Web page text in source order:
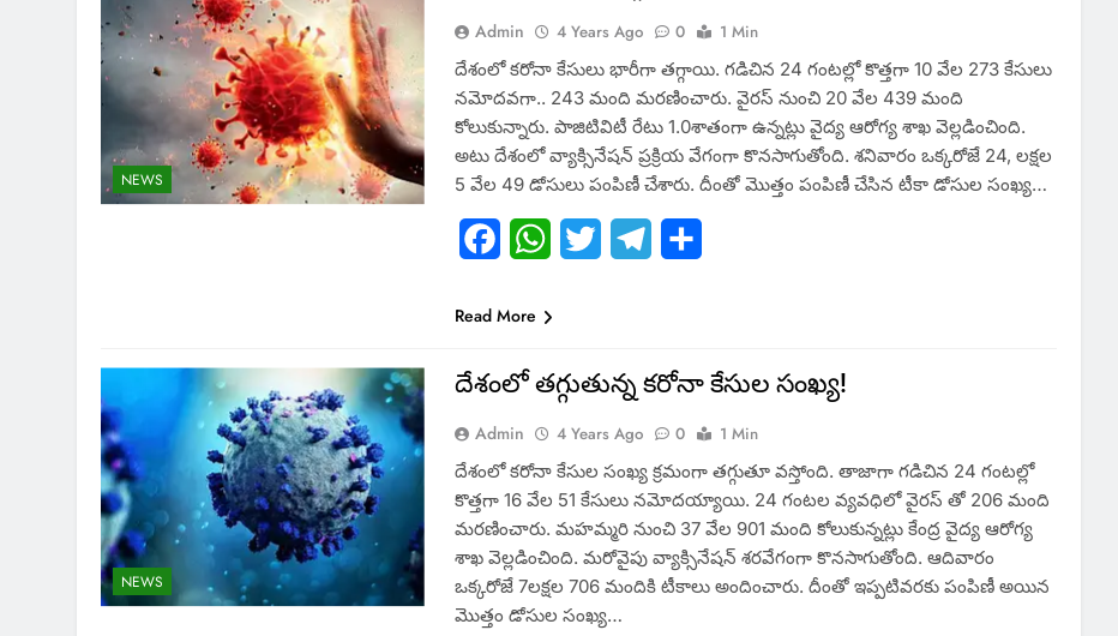
NEWS
Admin 4 Years Ago 0
1 Min
దేశంలో కరోనా కేసులు భారీగా తగ్గాయి. గడిచిన 24 గంటల్లో కొత్తగా 10 వేల 273 కేసులు
నమోదవగా.. 243 మంది మరణించారు. వైరస్ నుంచి 20 వేల 439 మంది
కోలుకున్నారు. పాజిటివిటీ రేటు 1.0శాతంగా ఉన్నట్లు వైద్య ఆరోగ్య శాఖ వెల్లడించింది.
అటు దేశంలో వ్యాక్సినేషన్ ప్రక్రియ వేగంగా కొనసాగుతోంది. శనివారం ఒక్కరోజే 24, లక్షల
5 వేల 49 డోసులు పంపిణీ చేశారు. దీంతో మొత్తం పంపిణీ చేసిన టీకా డోసుల సంఖ్య…
FacebookWhatsApp
Twitter Telegram
Read More
NEWS
దేశంలో తగ్గుతున్న కరోనా కేసుల సంఖ్య!
Admin 4 Years Ago 0
1 Min
దేశంలో కరోనా కేసుల సంఖ్య క్రమంగా తగ్గుతూ వస్తోంది. తాజాగా గడిచిన 24 గంటల్లో
కొత్తగా 16 వేల 51‬ కేసులు నమోదయ్యాయి. 24 గంటల వ్యవధిలో వైరస్ తో 206 మంది
మరణించారు. మహమ్మరి నుంచి 37 వేల 901 మంది కోలుకున్నట్లు కేంద్ర వైద్య ఆరోగ్య
శాఖ వెల్లడించింది. మరోవైపు వ్యాక్సినేషన్ శరవేగంగా కొనసాగుతోంది. ఆదివారం
ఒక్కరోజే 7లక్షల 706 మందికి టీకాలు అందించారు. దీంతో ఇప్పటివరకు పంపిణీ అయిన
మొత్తం డోసుల సంఖ్య…